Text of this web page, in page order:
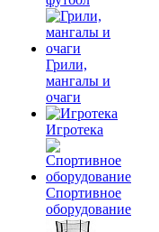
Грили,
мангалы и
очаги
Игротека
Спортивное
оборудование